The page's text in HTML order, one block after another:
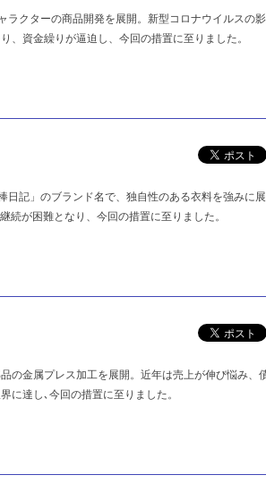
ラクターの商品開発を展開。新型コロナウイルスの
、資金繰りが逼迫し、今回の措置に至りました。
日記」のブランド名で、独自性のある衣料を強みに展
が困難となり、今回の措置に至りました。
の金属プレス加工を展開。近年は売上が伸び悩み、
に達し､今回の措置に至りました。